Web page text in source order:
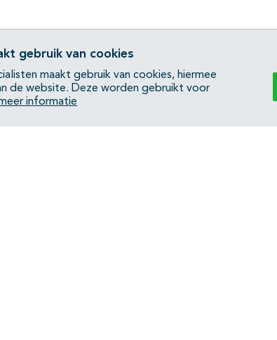
gebruik van cookies
maakt gebruik van cookies, hiermee
de website. Deze worden gebruikt voor
informatie